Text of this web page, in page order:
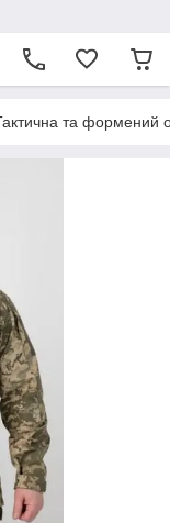
та формений